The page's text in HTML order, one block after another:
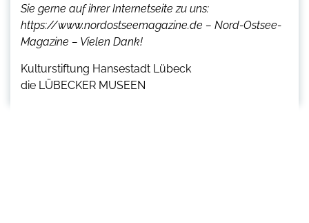
Sie gerne auf ihrer Internetseite zu uns:
https://www.nordostseemagazine.de – Nord-Ostsee-
Magazine – Vielen Dank!
Kulturstiftung Hansestadt Lübeck
die LÜBECKER MUSEEN